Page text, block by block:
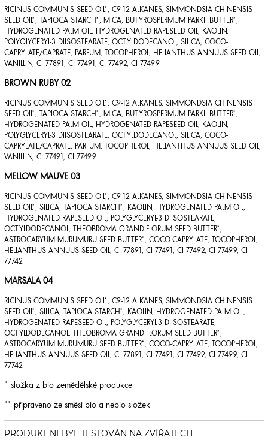
RICINUS COMMUNIS SEED OIL*, C9-12 ALKANES, SIMMONDSIA CHINENSIS
SEED OIL*, TAPIOCA STARCH*, MICA, BUTYROSPERMUM PARKII BUTTER*,
HYDROGENATED PALM OIL, HYDROGENATED RAPESEED OIL, KAOLIN,
POLYGLYCERYL-3 DIISOSTEARATE, OCTYLDODECANOL, SILICA, COCO-
CAPRYLATE/CAPRATE, PARFUM, TOCOPHEROL, HELIANTHUS ANNUUS SEED OIL,
VANILLIN, CI 77891, CI 77491, CI 77492, CI 77499
BROWN RUBY 02
RICINUS COMMUNIS SEED OIL*, C9-12 ALKANES, SIMMONDSIA CHINENSIS
SEED OIL*, TAPIOCA STARCH*, MICA, BUTYROSPERMUM PARKII BUTTER*,
HYDROGENATED PALM OIL, HYDROGENATED RAPESEED OIL, KAOLIN,
POLYGLYCERYL-3 DIISOSTEARATE, OCTYLDODECANOL, SILICA, COCO-
CAPRYLATE/CAPRATE, PARFUM, TOCOPHEROL, HELIANTHUS ANNUUS SEED OIL,
VANILLIN, CI 77491, CI 77499
MELLOW MAUVE 03
RICINUS COMMUNIS SEED OIL*, C9-12 ALKANES, SIMMONDSIA CHINENSIS
SEED OIL*, SILICA, TAPIOCA STARCH*, KAOLIN, HYDROGENATED PALM OIL,
HYDROGENATED RAPESEED OIL, POLYGLYCERYL-3 DIISOSTEARATE,
OCTYLDODECANOL, THEOBROMA GRANDIFLORUM SEED BUTTER*,
ASTROCARYUM MURUMURU SEED BUTTER*, COCO-CAPRYLATE, TOCOPHEROL,
HELIANTHUS ANNUUS SEED OIL, CI 77891, CI 77491, CI 77492, CI 77499, CI
77742
MARSALA 04
RICINUS COMMUNIS SEED OIL*, C9-12 ALKANES, SIMMONDSIA CHINENSIS
SEED OIL*, SILICA, TAPIOCA STARCH*, KAOLIN, HYDROGENATED PALM OIL,
HYDROGENATED RAPESEED OIL, POLYGLYCERYL-3 DIISOSTEARATE,
OCTYLDODECANOL, THEOBROMA GRANDIFLORUM SEED BUTTER*,
ASTROCARYUM MURUMURU SEED BUTTER*, COCO-CAPRYLATE, TOCOPHEROL,
HELIANTHUS ANNUUS SEED OIL, CI 77891, CI 77491, CI 77492, CI 77499, CI
77742
* složka z bio zemědělské produkce
** připraveno ze směsi bio a nebio složek